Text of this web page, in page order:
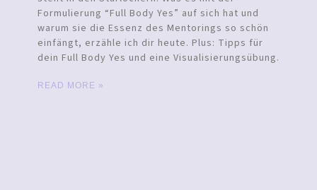
Formulierung “Full Body Yes” auf sich hat und
warum sie die Essenz des Mentorings so schön
einfängt, erzähle ich dir heute. Plus: Tipps für
dein Full Body Yes und eine Visualisierungsübung.
READ MORE »